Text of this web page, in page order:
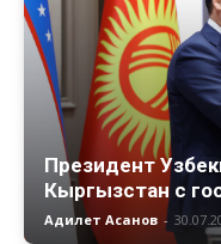
Президент
Кыргызстан с
Адилет Асанов -